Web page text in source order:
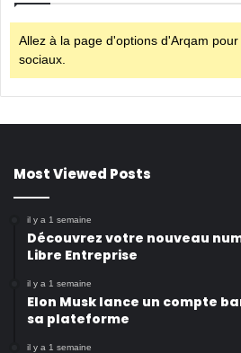
Allez à la page d'options d'Arqam
sociaux.
Most Viewed Posts
il y a 1 semaine
Découvrez votre nouveau
Libre Entreprise
il y a 1 semaine
Elon Musk lance un compte
sa plateforme
il y a 1 semaine